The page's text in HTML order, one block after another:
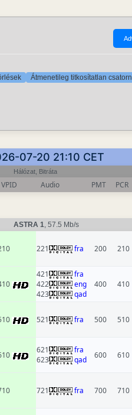
Átmenetileg titkosítatlan
07-20 21:10 CET
Hálózat, Bitráta
VPID Audio PMT PCR
ASTRA 1, 57.5 Mb/s
221 fra 200 210
421
fra
422
eng
423
qad
400 410
521 fra 500 510
621
fra
623
qad 600 610
721 fra 700 710